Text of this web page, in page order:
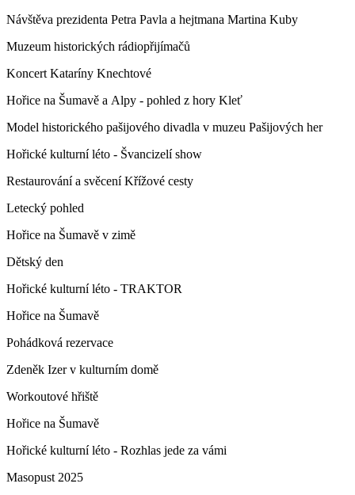
Návštěva prezidenta Petra Pavla a hejtmana Martina Kuby
Muzeum historických rádiopřijímačů
Koncert Kataríny Knechtové
Hořice na Šumavě a Alpy - pohled z hory Kleť
Model historického pašijového divadla v muzeu Pašijových her
Hořické kulturní léto - Švancizelí show
Restaurování a svěcení Křížové cesty
Letecký pohled
Hořice na Šumavě v zimě
Dětský den
Hořické kulturní léto - TRAKTOR
Hořice na Šumavě
Pohádková rezervace
Zdeněk Izer v kulturním domě
Workoutové hřiště
Hořice na Šumavě
Hořické kulturní léto - Rozhlas jede za vámi
Masopust 2025